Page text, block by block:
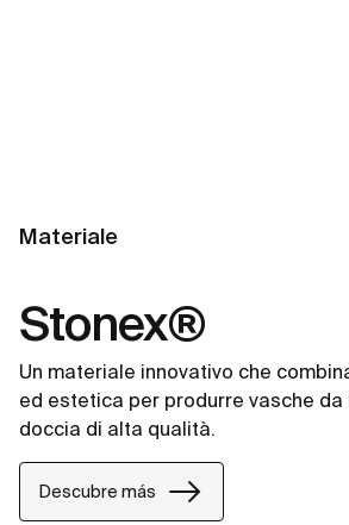
Materiale
Stonex®
Un materiale innovativo che
ed estetica per produrre vasche
doccia di alta qualità.
Descubre más